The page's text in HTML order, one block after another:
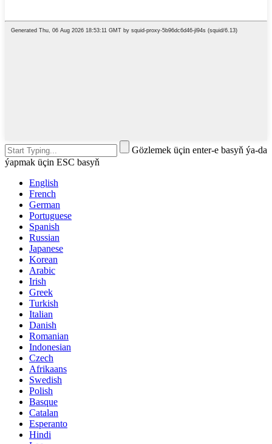
Gözlemek üçin enter-e basyň ýa-da
ýapmak üçin ESC basyň
English
French
German
Portuguese
Spanish
Russian
Japanese
Korean
Arabic
Irish
Greek
Turkish
Italian
Danish
Romanian
Indonesian
Czech
Afrikaans
Swedish
Polish
Basque
Catalan
Esperanto
Hindi